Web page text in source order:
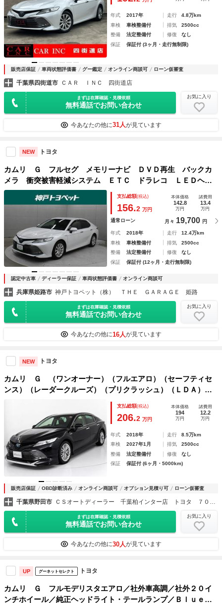
年式 2017年 走行
4.8万km
車検
車検整備付 排気
2500cc
整備
法定整備付 修復
なし
保証
保証付 (3ヶ月・走行無制限)
販売店保証 車両状態評価書 グー鑑定 オンライン商談可 ローン仮審査
千葉県四街道市 ＣＡＲ ＩＮＣ 四街道店
まずは在庫確認・見積依頼
無料通話でお問い合わせ
お気に入り
今あなたの他に31人が見ています
NEW トヨタ
カムリ Ｇ フルセグ メモリーナビ ＤＶＤ再生 バックカ
メラ 衝突被害軽減システム ＥＴＣ ドラレコ ＬＥＤヘッ
ドランプ ワンオーナー アイドリングストップ
支払総額(税込)
156.2 万円
本体価格
142.8
万円
諸費用
13.4
万円
通常ローン 月々 19,700 円
年式 2018年 走行
12.4万km
車検
車検整備付 排気
2500cc
整備
法定整備付 修復
なし
保証
保証付 (12ヶ月・走行無制限)
認定中古車 ディーラー保証 車両状態評価書 オンライン商談可
兵庫県姫路市 神戸トヨペット（株） ＴＨＥ ＧＡＲＡＧＥ 姫路
まずは在庫確認・見積依頼
無料通話でお問い合わせ
お気に入り
今あなたの他に16人が見ています
NEW トヨタ
カムリ Ｇ （ワンオーナー）（フルエアロ）（セーフティセ
ンス）（レーダークルーズ）（プリクラッシュ）（ＬＤＡ）
（クリアランスソナー）（ディーラーオプションＳＤナビ）
（ＬＥＤヘッドライト）（オートハイビーム）
支払総額(税込)
206.2 万円
本体価格
194
万円
諸費用
12.2
万円
年式 2018年 走行
8.5万km
車検
2027年1月 排気
2500cc
整備
法定整備付 修復
なし
保証
保証付 (6ヶ月・5000km)
販売店保証 OBD診断済み オンライン商談可 オプション見積り可 ローン仮審査
千葉県野田市 ＣＳオートディーラー 千葉柏インター店 トヨタ ７０系カムリハイブリッド／カスタム／中古車専門店
まずは在庫確認・見積依頼
無料通話でお問い合わせ
お気に入り
今あなたの他に30人が見ています
UP グーネットセレクト トヨタ
カムリ Ｇ フルモデリスタエアロ／社外車高調／社外２０イ
ンチホイール／純正ヘッドライト・テールランプ／Ｂｌｕｅｔ